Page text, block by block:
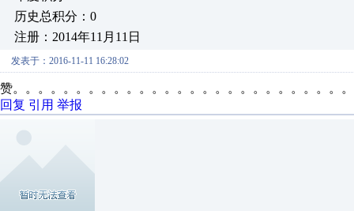
历史总积分：0
注册：2014年11月11日
发表于：2016-11-11 16:28:02
赞。。。。。。。。。。。。。。。。。。。。。。。。。。
回复 引用 举报